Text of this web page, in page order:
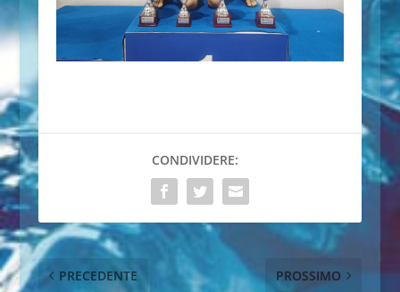
CONDIVIDERE:
PRECEDENTE PROSSIMO